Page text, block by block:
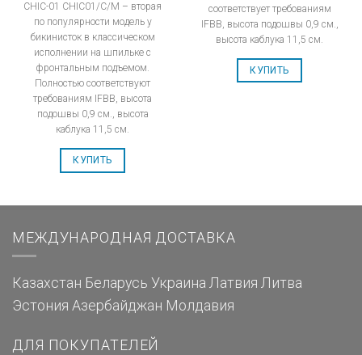
CHIC-01 CHIC01/C/M – вторая
по популярности модель у
бикинисток в классическом
исполнении на шпильке с
фронтальным подъемом.
Полностью соответствуют
требованиям IFBB, высота
подошвы 0,9 см., высота
каблука 11,5 см.
КУПИТЬ
соответствует требованиям
IFBB, высота подошвы 0,9 см.,
высота каблука 11,5 см.
КУПИТЬ
МЕЖДУНАРОДНАЯ ДОСТАВКА
Казахстан Беларусь Украина Латвия Литва
Эстония Азербайджан Молдавия
ДЛЯ ПОКУПАТЕЛЕЙ